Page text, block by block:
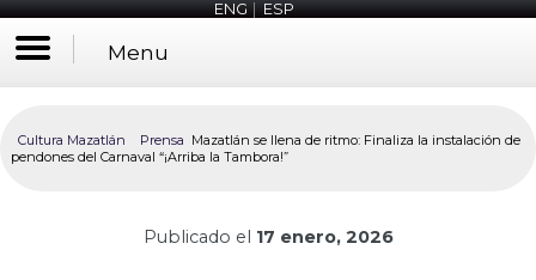
ENG|ESP
Menu
Cultura Mazatlán Prensa Mazatlán se llena de ritmo: Finaliza la instalación de
pendones del Carnaval “¡Arriba la Tambora!”
Publicado el 17 enero, 2026